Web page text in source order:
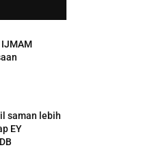
saman lebih
EY